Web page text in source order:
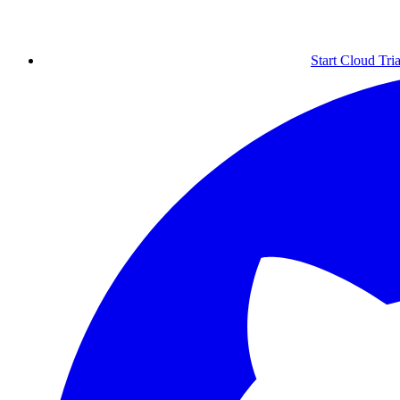
Start Cloud